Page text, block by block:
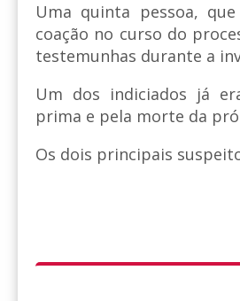
Uma quinta pessoa,
coação no curso do
testemunhas durante a
Um dos indiciados já
prima e pela morte da
Os dois principais